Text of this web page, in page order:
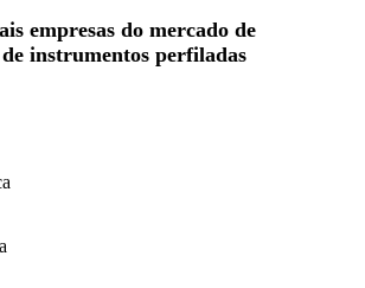
empresas do mercado de
instrumentos perfiladas